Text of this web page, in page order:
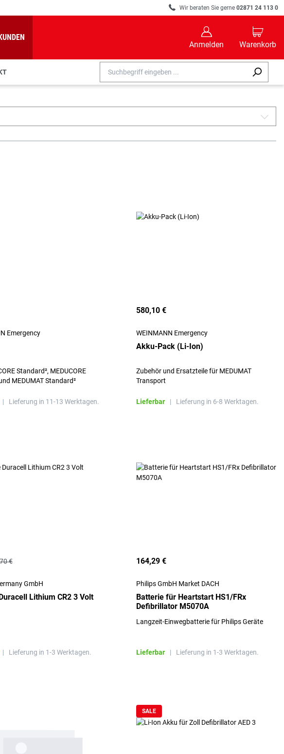
R Wir beraten Sie gerne 02871 24 113 0
B
Anmelden
C
Warenkorb
A
Emergency
MEDUCORE
MEDUMAT Standard²
| Lieferung in 11-13 Werktagen.
580,10 €
WEINMANN Emergency
Akku-Pack (Li-Ion)
Zubehör und Ersatzteile für MEDUMAT
Transport
Lieferbar | Lieferung in 6-8 Werktagen.
€
GmbH
Lithium CR2 3 Volt
| Lieferung in 1-3 Werktagen.
164,29 €
Philips GmbH Market DACH
Batterie für Heartstart HS1/FRx
Defibrillator M5070A
Langzeit-Einwegbatterie für Philips Geräte
Lieferbar | Lieferung in 1-3 Werktagen.
SALE